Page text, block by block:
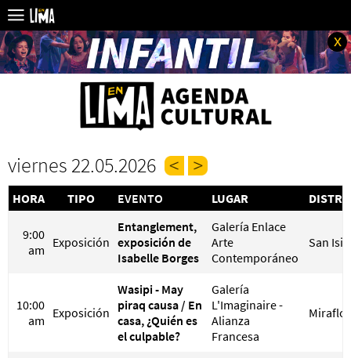
x
viernes 22.05.2026
HORA TIPO EVENTO LUGAR
9:00
am Exposición
Entanglement,
exposición de
Isabelle Borges
Galería Enlace
Arte
Contemporáneo
San
10:00
am Exposición
Wasipi - May
piraq causa / En
casa, ¿Quién es
el culpable?
Galería
L'Imaginaire -
Alianza
Francesa